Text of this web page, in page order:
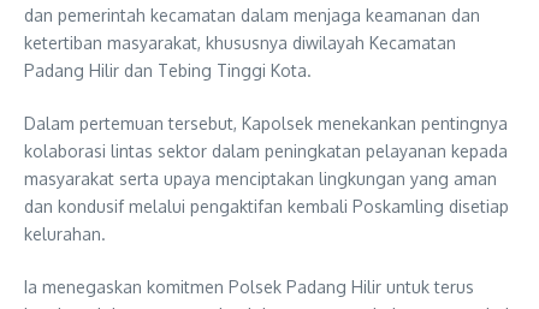
dan pemerintah kecamatan dalam menjaga keamanan dan
ketertiban masyarakat, khususnya diwilayah Kecamatan
Padang Hilir dan Tebing Tinggi Kota.
Dalam pertemuan tersebut, Kapolsek menekankan pentingnya
kolaborasi lintas sektor dalam peningkatan pelayanan kepada
masyarakat serta upaya menciptakan lingkungan yang aman
dan kondusif melalui pengaktifan kembali Poskamling disetiap
kelurahan.
Ia menegaskan komitmen Polsek Padang Hilir untuk terus